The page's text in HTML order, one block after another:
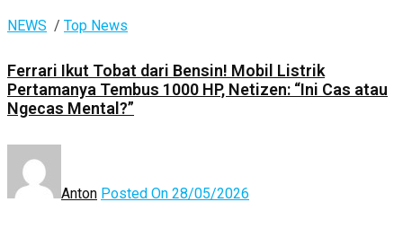
NEWS / Top News
Ferrari Ikut Tobat dari Bensin! Mobil Listrik
Pertamanya Tembus 1000 HP, Netizen: “Ini Cas atau
Ngecas Mental?”
Anton Posted On 28/05/2026